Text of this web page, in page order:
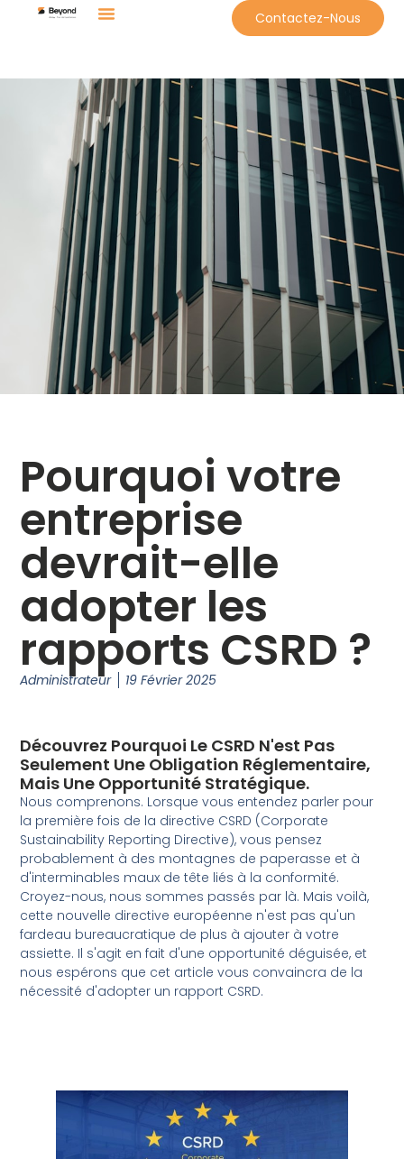
Contactez-Nous
Pourquoi votre
entreprise
devrait-elle
adopter les
rapports CSRD ?
Administrateur 19 Février 2025
Découvrez Pourquoi Le CSRD N'est Pas
Seulement Une Obligation Réglementaire,
Mais Une Opportunité Stratégique.
Nous comprenons. Lorsque vous entendez parler pour
la première fois de la directive CSRD (Corporate
Sustainability Reporting Directive), vous pensez
probablement à des montagnes de paperasse et à
d'interminables maux de tête liés à la conformité.
Croyez-nous, nous sommes passés par là. Mais voilà,
cette nouvelle directive européenne n'est pas qu'un
fardeau bureaucratique de plus à ajouter à votre
assiette. Il s'agit en fait d'une opportunité déguisée, et
nous espérons que cet article vous convaincra de la
nécessité d'adopter un rapport CSRD.